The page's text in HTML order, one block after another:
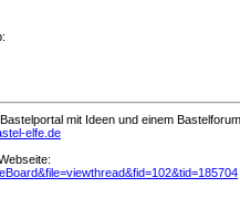
mit Ideen und einem Bastelforum.
elfe.de